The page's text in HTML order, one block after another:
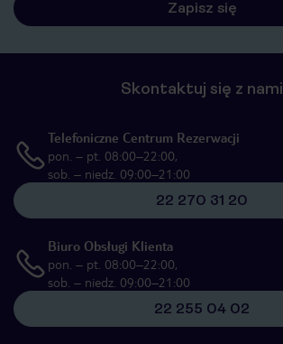
Skontaktuj się z nami
Telefoniczne Centrum Rezerwacji
pon. – pt. 08:00–22:00,
sob. – niedz. 09:00–21:00
22 270 31 20
Biuro Obsługi Klienta
pon. – pt. 08:00–22:00,
sob. – niedz. 09:00–21:00
22 255 04 02